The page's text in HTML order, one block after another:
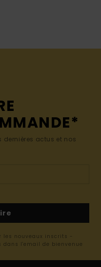
actus et nos
les nouveaux inscrits -
l'email de bienvenue